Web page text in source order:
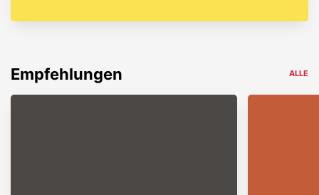
Empfehlungen ALLE